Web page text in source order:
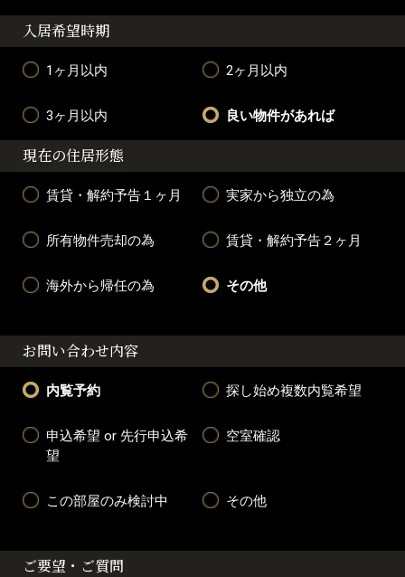
入居希望時期
1ヶ月以内 2ヶ月以内
3ヶ月以内 良い物件があれば
現在の住居形態
賃貸・解約予告１ヶ月 実家から独立の為
所有物件売却の為 賃貸・解約予告２ヶ月
海外から帰任の為 その他
お問い合わせ内容
内覧予約 探し始め複数内覧希望
申込希望 or 先行申込希
望
空室確認
この部屋のみ検討中 その他
ご要望・ご質問